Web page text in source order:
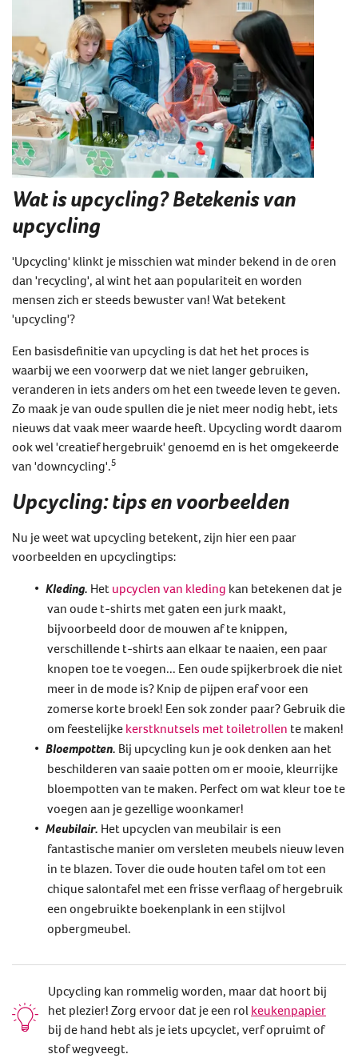
Wat is upcycling? Betekenis van
upcycling
'Upcycling' klinkt je misschien wat minder bekend in de oren
dan 'recycling', al wint het aan populariteit en worden
mensen zich er steeds bewuster van! Wat betekent
'upcycling'?
Een basisdefinitie van upcycling is dat het het proces is
waarbij we een voorwerp dat we niet langer gebruiken,
veranderen in iets anders om het een tweede leven te geven.
Zo maak je van oude spullen die je niet meer nodig hebt, iets
nieuws dat vaak meer waarde heeft. Upcycling wordt daarom
ook wel 'creatief hergebruik' genoemd en is het omgekeerde
van 'downcycling'.5
Upcycling: tips en voorbeelden
Nu je weet wat upcycling betekent, zijn hier een paar
voorbeelden en upcyclingtips:
Kleding. Het upcyclen van kleding kan betekenen dat je
van oude t-shirts met gaten een jurk maakt,
bijvoorbeeld door de mouwen af te knippen,
verschillende t-shirts aan elkaar te naaien, een paar
knopen toe te voegen... Een oude spijkerbroek die niet
meer in de mode is? Knip de pijpen eraf voor een
zomerse korte broek! Een sok zonder paar? Gebruik die
om feestelijke kerstknutsels met toiletrollen te maken!
Bloempotten. Bij upcycling kun je ook denken aan het
beschilderen van saaie potten om er mooie, kleurrijke
bloempotten van te maken. Perfect om wat kleur toe te
voegen aan je gezellige woonkamer!
Meubilair. Het upcyclen van meubilair is een
fantastische manier om versleten meubels nieuw leven
in te blazen. Tover die oude houten tafel om tot een
chique salontafel met een frisse verflaag of hergebruik
een ongebruikte boekenplank in een stijlvol
opbergmeubel.
Upcycling kan rommelig worden, maar dat hoort bij
het plezier! Zorg ervoor dat je een rol keukenpapier
bij de hand hebt als je iets upcyclet, verf opruimt of
stof wegveegt.